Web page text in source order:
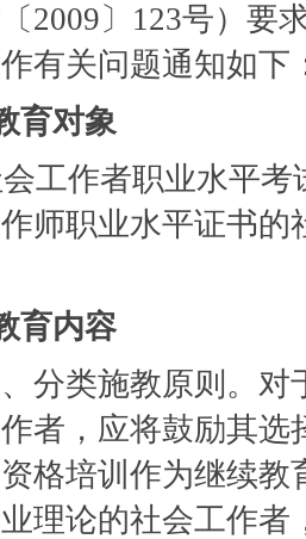
2009〕123号）要
有关问题通知如下
育对象
工作者职业水平
师职业水平证书
育内容
分类施教原则。
者，应将鼓励其
格培训作为继续
理论的社会工作